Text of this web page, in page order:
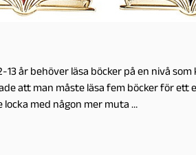
år behöver läsa böcker på en nivå
att man måste läsa fem böcker för ett
locka med någon mer muta …